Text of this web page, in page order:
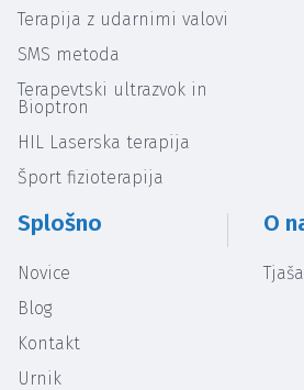
Terapija z udarnimi valovi
SMS metoda
Terapevtski ultrazvok in
Bioptron
HIL Laserska terapija
Šport fizioterapija
Splošno
Novice
Blog
Kontakt
Urnik
O